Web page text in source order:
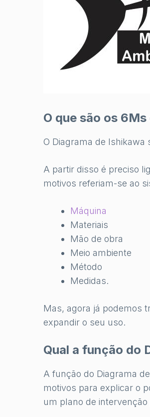
O que são os
O Diagrama de
A partir disso é preciso
motivos referiam-se ao
Máquina
Materiais
Mão de obra
Meio ambiente
Método
Medidas.
Mas, agora já podemos
expandir o seu uso.
Qual a função do
A função do Diagrama
motivos para explicar o
um plano de